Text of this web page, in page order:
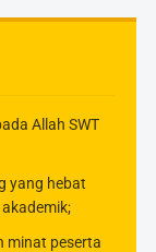
Allah SWT
yang hebat
minat peserta